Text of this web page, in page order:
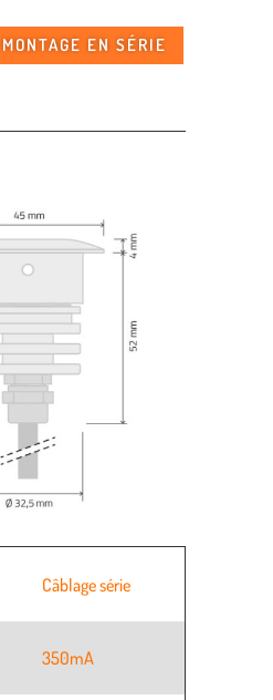
EN SÉRIE
Câblage série
350mA